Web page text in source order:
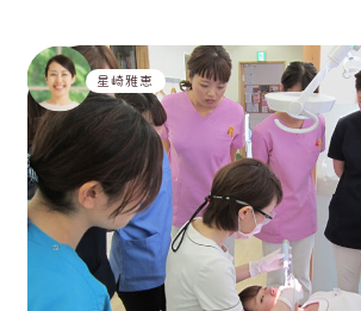
星崎雅恵